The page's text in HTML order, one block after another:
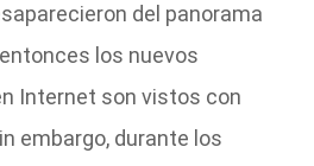
del panorama
los nuevos
Internet son vistos con
embargo, durante los